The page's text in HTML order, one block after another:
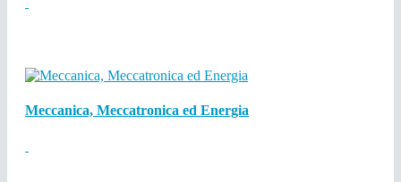
Meccanica, Meccatronica ed Energia